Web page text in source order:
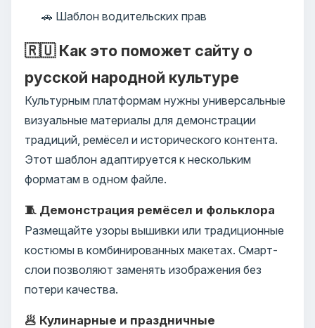
🚗 Шаблон водительских прав
🇷🇺 Как это поможет сайту о
русской народной культуре
Культурным платформам нужны универсальные
визуальные материалы для демонстрации
традиций, ремёсел и исторического контента.
Этот шаблон адаптируется к нескольким
форматам в одном файле.
🧵 Демонстрация ремёсел и фольклора
Размещайте узоры вышивки или традиционные
костюмы в комбинированных макетах. Смарт-
слои позволяют заменять изображения без
потери качества.
🥟 Кулинарные и праздничные